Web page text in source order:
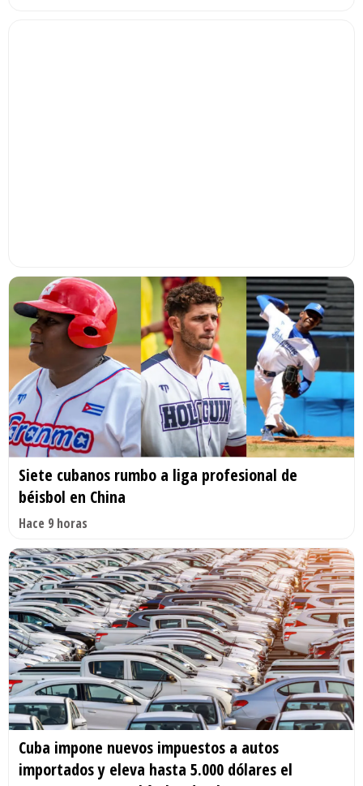
Siete cubanos rumbo a liga profesional de
béisbol en China
Hace 9 horas
Cuba impone nuevos impuestos a autos
importados y eleva hasta 5.000 dólares el